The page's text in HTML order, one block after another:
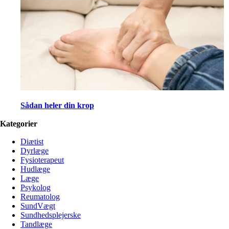
Sådan heler din krop
Kategorier
Diætist
Dyrlæge
Fysioterapeut
Hudlæge
Læge
Psykolog
Reumatolog
SundVægt
Sundhedsplejerske
Tandlæge